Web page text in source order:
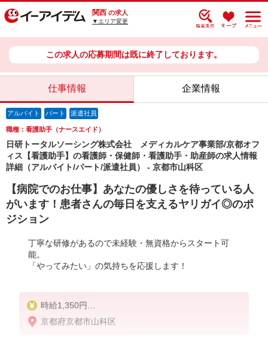
関西 の求人
▼エリア変更
この求人の応募期間は既に終了しております。
仕事情報 企業情報
アルバイト パート 派遣社員
職種：看護助手（ナースエイド）
日研トータルソーシング株式会社 メディカルケア事業部/京都オフ
ィス【看護助手】の看護師・保健師・看護助手・助産師の求人情報
詳細（アルバイト/パート/派遣社員） - 京都市山科区
【病院でのお仕事】あなたの優しさを待っている人
がいます！患者さんの毎日を支えるヤリガイ◎のポ
ジション
丁寧な研修があるので未経験・無資格からスタート可
能。
「やってみたい」の気持ちを応援します！
時給1,350円
★週払いOK（規定あり）
京都府京都市山科区